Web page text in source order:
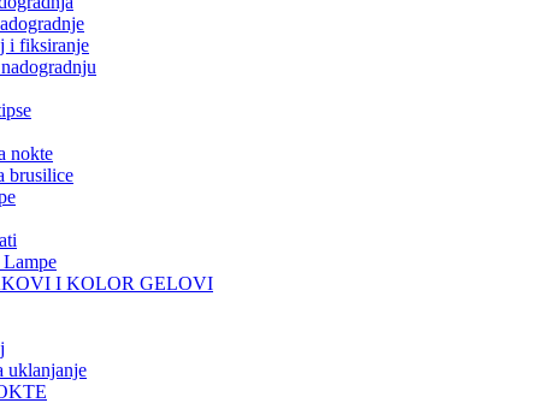
i fiksiranje
nokte
brusilice
I KOLOR GELOVI
uklanjanje